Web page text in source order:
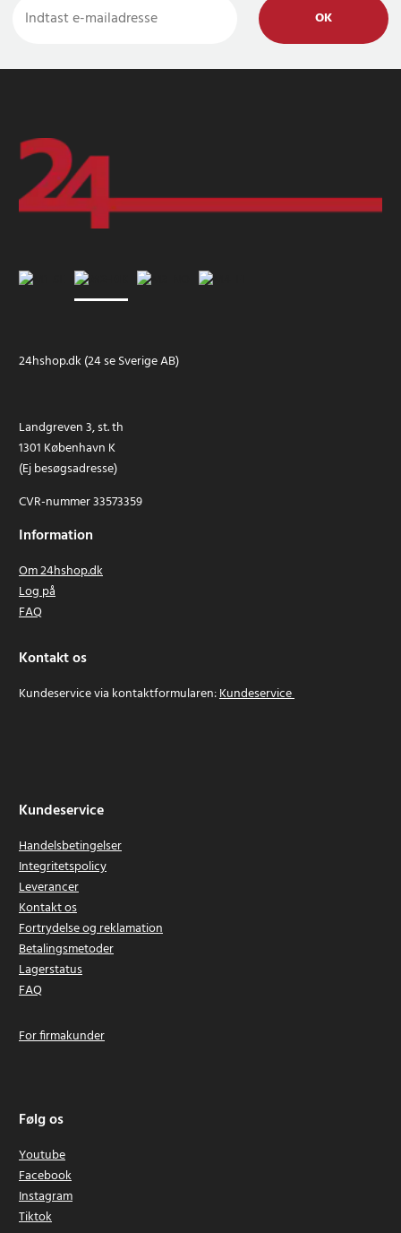
OK
24hshop.dk (24 se Sverige AB)
Landgreven 3, st. th
1301 København K
(Ej besøgsadresse)
CVR-nummer 33573359
Information
Om 24hshop.dk
Log på
FAQ
Kontakt os
Kundeservice via kontaktformularen:Kundeservice
Kundeservice
Handelsbetingelser
Integritetspolicy
Leverancer
Kontakt os
Fortrydelse og reklamation
Betalingsmetoder
Lagerstatus
FAQ
For firmakunder
Følg os
Youtube
Facebook
Instagram
Tiktok